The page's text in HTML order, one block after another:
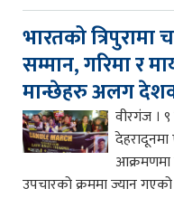
भारतको
सम्मान, गरिमा र
मान्छेहरु अलग
वीरगंज ।
देहरादूनमा
आक्रमणमा
उपचारको क्रममा ज्यान